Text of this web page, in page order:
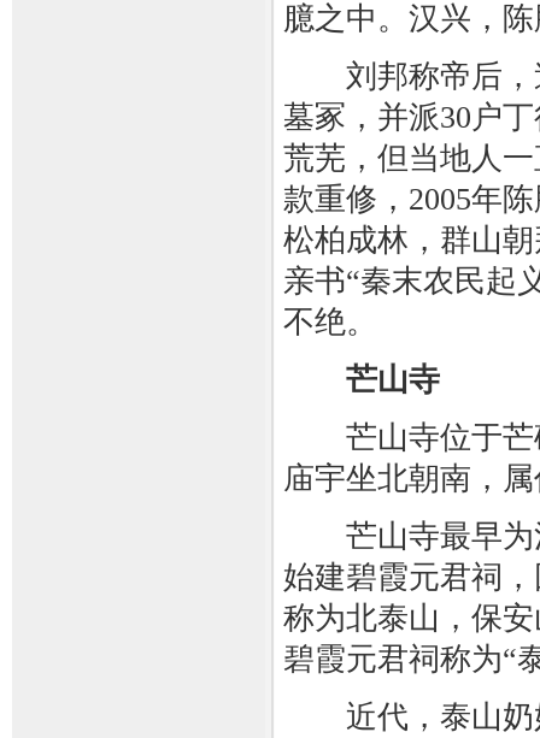
臆之中。汉兴，
刘邦称帝后，
墓冢，并派30户
荒芜，但当地人
款重修，2005年
松柏成林，群山
亲书“秦末农民起
不绝。
芒山寺
芒山寺位于芒
庙宇坐北朝南，
芒山寺最早为
始建碧霞元君祠
称为北泰山，保
碧霞元君祠称为“
近代，泰山奶